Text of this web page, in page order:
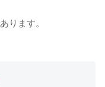
ります。